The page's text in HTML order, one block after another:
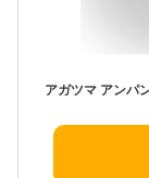
アガツマ アンパ